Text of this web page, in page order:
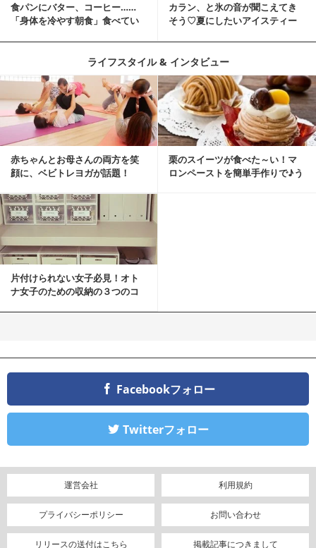
食パンにバター、コーヒー……
「身体を冷やす朝食」食べてい
カラン、と氷の音が聞こえてき
そう♡夏にしたいアイスティー
ライフスタイル & インタビュー
赤ちゃんとお母さんの両方を笑
顔に、ベビトレヨガが話題！
栗のスイーツが食べた～い！マ
ロンペーストを簡単手作りで♪う
片付けられない女子必見！オト
ナ女子のための収納の３つのコ
Facebookフォロー
Twitterフォロー
運営会社 利用規約
プライバシーポリシー お問い合わせ
リリースの送付はこちら 掲載記事につきまして